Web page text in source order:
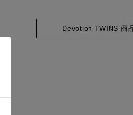
Devotion TWINS 商